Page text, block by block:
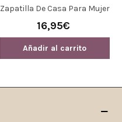
Zapatilla De Casa Para Mujer
59098 Admas
16,95€
Añadir al carrito